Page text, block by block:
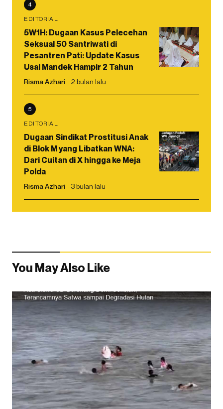
4
EDITORIAL
5W1H: Dugaan Kasus Pelecehan
Seksual 50 Santriwati di
Pesantren Pati: Update Kasus
Usai Mandek Hampir 2 Tahun
Risma Azhari 2 bulan lalu
5
EDITORIAL
Dugaan Sindikat Prostitusi Anak
di Blok M yang Libatkan WNA:
Dari Cuitan di X hingga ke Meja
Polda
Risma Azhari 3 bulan lalu
You May Also Like